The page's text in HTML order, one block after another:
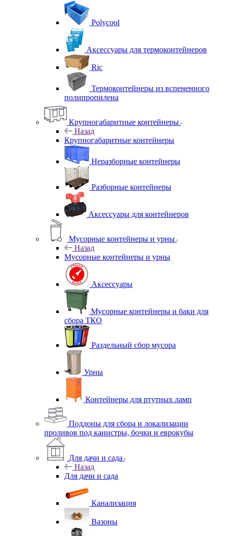
Polycool
Аксессуары для термоконтейнеров
Ric
Термоконтейнеры из вспененного
полипропилена
Крупногабаритные контейнеры
Назад
Крупногабаритные контейнеры
Неразборные контейнеры
Разборные контейнеры
Аксессуары для контейнеров
Мусорные контейнеры и урны
Назад
Мусорные контейнеры и урны
Аксессуары
Мусорные контейнеры и баки для
сбора ТКО
Раздельный сбор мусора
Урны
Контейнеры для ртутных ламп
Поддоны для сбора и локализации
проливов под канистры, бочки и еврокубы
Для дачи и сада
Назад
Для дачи и сада
Канализация
Вазоны